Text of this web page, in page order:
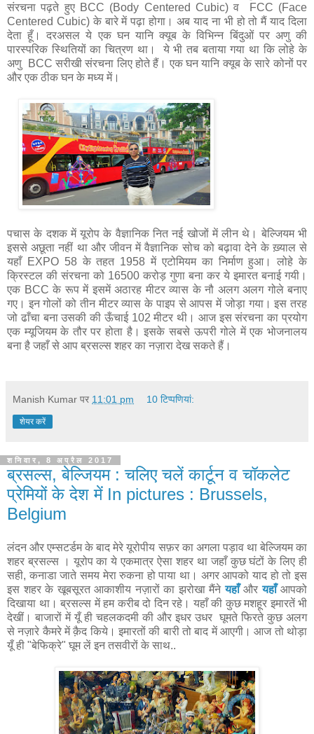
संरचना पढ़ते हुए BCC (Body Centered Cubic) व FCC (Face
Centered Cubic) के बारे में पढ़ा होगा। अब याद ना भी हो तो मैं याद दिला
देता हूँ। दरअसल ये एक घन यानि क्यूब के विभिन्न बिंदुओं पर अणु की
पारस्परिक स्थितियों का चित्रण था। ये भी तब बताया गया था कि लोहे के
अणु BCC सरीखी संरचना लिए होते हैं। एक घन यानि क्यूब के सारे कोनों पर
और एक ठीक घन के मध्य में।
पचास के दशक में यूरोप के वैज्ञानिक नित नई खोजों में लीन थे। बेल्जियम भी
इससे अछूता नहीं था और जीवन में वैज्ञानिक सोच को बढ़ावा देने के ख़्याल से
यहाँ EXPO 58 के तहत 1958 में एटोमियम का निर्माण हुआ। लोहे के
क्रिस्टल की संरचना को 16500 करोड़ गुणा बना कर ये इमारत बनाई गयी।
एक BCC के रूप में इसमें अठारह मीटर व्यास के नौ अलग अलग गोले बनाए
गए। इन गोलों को तीन मीटर व्यास के पाइप से आपस में जोड़ा गया। इस तरह
जो ढाँचा बना उसकी की ऊँचाई 102 मीटर थी। आज इस संरचना का प्रयोग
एक म्यूजियम के तौर पर होता है। इसके सबसे ऊपरी गोले में एक भोजनालय
बना है जहाँ से आप ब्रसल्स शहर का नज़ारा देख सकते हैं।
Manish Kumar पर 11:01 pm 10 टिप्‍पणियां:
शेयर करें
शनिवार, 8 अप्रैल 2017
ब्रसल्स, बेल्जियम : चलिए चलें कार्टून व चॉकलेट
प्रेमियों के देश में In pictures : Brussels,
Belgium
लंदन और एम्सटर्डम के बाद मेरे यूरोपीय सफ़र का अगला पड़ाव था बेल्जियम का
शहर ब्रसल्स । यूरोप का ये एकमात्र ऐसा शहर था जहाँ कुछ घंटों के लिए ही
सही, कनाडा जाते समय मेरा रुकना हो पाया था। अगर आपको याद हो तो इस
इस शहर के खूबसूरत आकाशीय नज़ारों का झरोखा मैंनेयहाँऔर यहाँआपको
दिखाया था। ब्रसल्स में हम करीब दो दिन रहे। यहाँ की कुछ मशहूर इमारतें भी
देखीं। बाजारों में यूँ ही चहलकदमी की और इधर उधर घूमते फिरते कुछ अलग
से नज़ारे कैमरे में क़ैद किये। इमारतों की बारी तो बाद में आएगी। आज तो थोड़ा
यूँ ही "बेफिक्रे" घूम लें इन तसवीरों के साथ..